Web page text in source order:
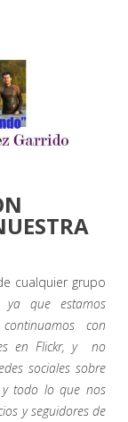
cualquier grupo
que estamos
con
en Flickr, y no
sociales sobre
y todo lo que nos
y seguidores de